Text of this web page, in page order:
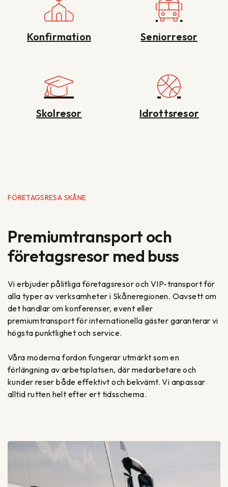
Konfirmation Seniorresor
Skolresor Idrottsresor
FÖRETAGSRESA SKÅNE
Premiumtransport och
företagsresor med buss
Vi erbjuder pålitliga företagsresor och VIP-transport för
alla typer av verksamheter i Skåneregionen. Oavsett om
det handlar om konferenser, event eller
premiumtransport för internationella gäster garanterar vi
högsta punktlighet och service.
Våra moderna fordon fungerar utmärkt som en
förlängning av arbetsplatsen, där medarbetare och
kunder reser både effektivt och bekvämt. Vi anpassar
alltid rutten helt efter ert tidsschema.